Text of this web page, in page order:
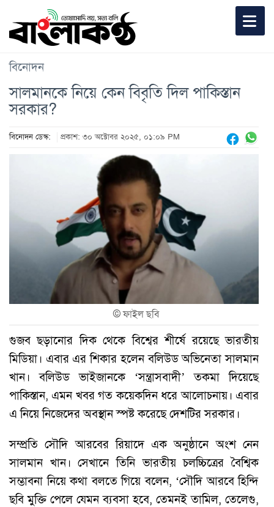
বিনোদন
সালমানকে নিয়ে কেন বিবৃতি দিল পাকিস্তান
সরকার?
বিনোদন ডেস্ক: প্রকাশ: ৩০ অক্টোবর ২০২৫, ০১:০৯ PM
©ফাইল ছবি
গুজব ছড়ানোর দিক থেকে বিশ্বের শীর্ষে রয়েছে ভারতীয়
মিডিয়া। এবার এর শিকার হলেন বলিউড অভিনেতা সালমান
খান। বলিউড ভাইজানকে ‘সন্ত্রাসবাদী’ তকমা দিয়েছে
পাকিস্তান, এমন খবর গত কয়েকদিন ধরে আলোচনায়। এবার
এ নিয়ে নিজেদের অবস্থান স্পষ্ট করেছে দেশটির সরকার।
সম্প্রতি সৌদি আরবের রিয়াদে এক অনুষ্ঠানে অংশ নেন
সালমান খান। সেখানে তিনি ভারতীয় চলচ্চিত্রের বৈশ্বিক
সম্ভাবনা নিয়ে কথা বলতে গিয়ে বলেন, ‘সৌদি আরবে হিন্দি
ছবি মুক্তি পেলে যেমন ব্যবসা হবে, তেমনই তামিল, তেলেগু,